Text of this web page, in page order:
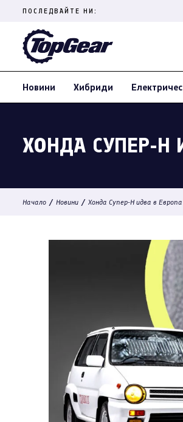
content
(Press
ПОСЛЕДВАЙТЕ НИ:
Новини Хибриди
ХОНДА СУПЕР-Н
Начало / Новини / Хонда Супер-Н идва в